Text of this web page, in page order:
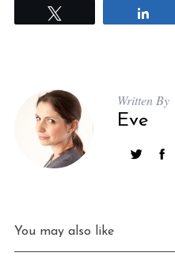
Written By
Eve
You may also like